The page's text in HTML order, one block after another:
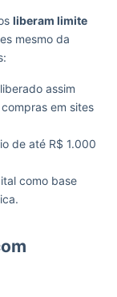
liberam limite
mesmo da
assim
em sites
de até R$ 1.000
como base